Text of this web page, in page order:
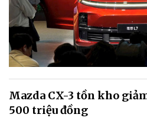
Mazda CX-3 tồn kho
500 triệu đồng